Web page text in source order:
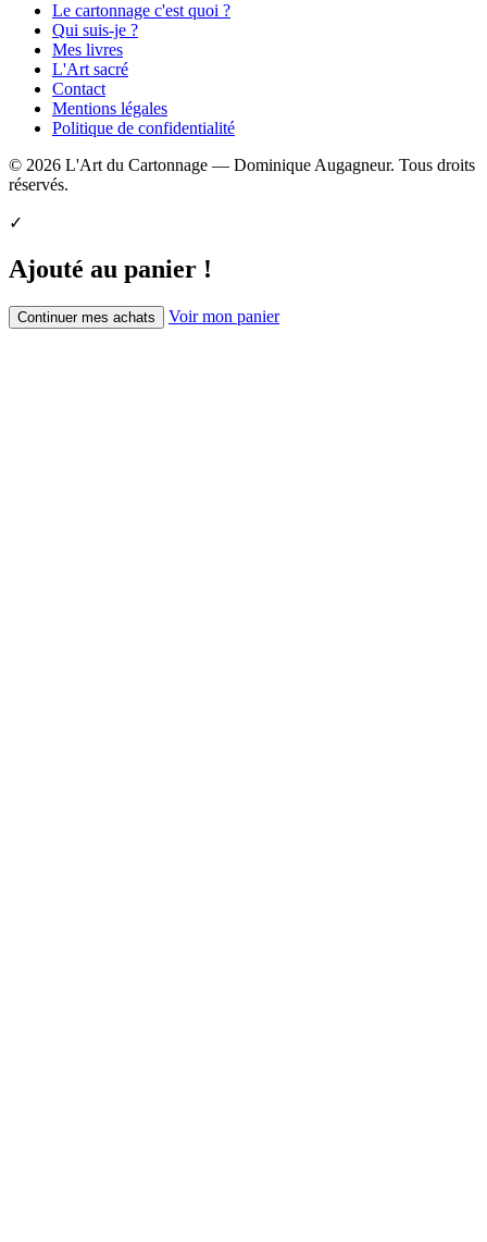
Le cartonnage c'est quoi ?
Qui suis-je ?
Mes livres
L'Art sacré
Contact
Mentions légales
Politique de confidentialité
© 2026 L'Art du Cartonnage — Dominique Augagneur. Tous droits
réservés.
✓
Ajouté au panier !
Continuer mes achats Voir mon panier